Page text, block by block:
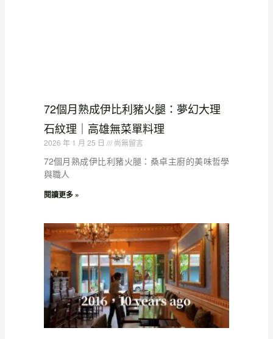
72個月熟成伊比利豬火腿：夢幻大理
石紋理｜高雄無菜單料理
2026 年 1 月 25 日 尚無留言
72個月熟成伊比利豬火腿：桑卓主廚的美味哲學
與職人
閱讀更多 »